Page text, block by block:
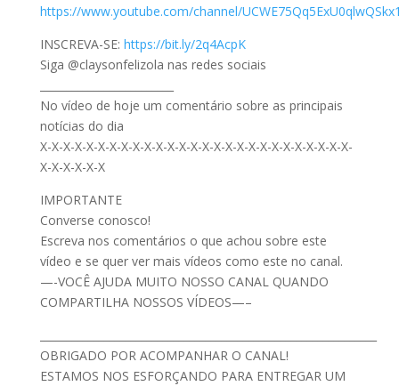
https://www.youtube.com/channel/
INSCREVA-SE: https://bit.ly/2q4AcpK
Siga @claysonfelizola nas redes sociais
No vídeo de hoje um comentário sobre as principais
notícias do dia
X-X-X-X-X-X-X-X-X-X-X-X-X-X-X-X-X-X-X-X-X-X-X-X-X-X-X-
X-X-X-X-X-X
IMPORTANTE
Converse conosco!
Escreva nos comentários o que achou sobre este
vídeo e se quer ver mais vídeos como este no canal.
—-VOCÊ AJUDA MUITO NOSSO CANAL QUANDO
COMPARTILHA NOSSOS VÍDEOS—–
OBRIGADO POR ACOMPANHAR O CANAL!
ESTAMOS NOS ESFORÇANDO PARA ENTREGAR UM